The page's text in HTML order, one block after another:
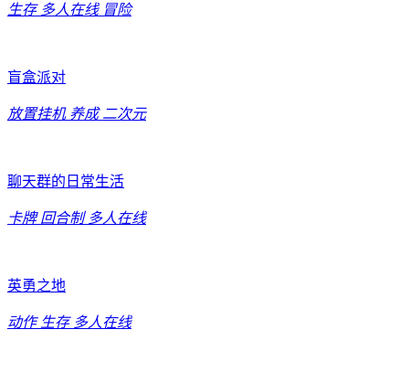
生存 多人在线 冒险
盲盒派对
放置挂机 养成 二次元
聊天群的日常生活
卡牌 回合制 多人在线
英勇之地
动作 生存 多人在线